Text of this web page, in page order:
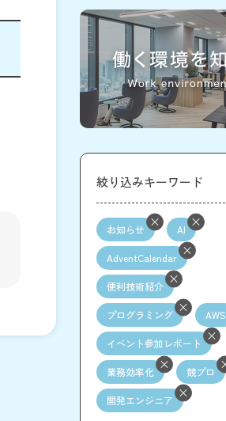
絞り込みキーワード
お知らせ AI
AdventCalendar
便利技術紹介
プログラミング AWS
イベント参加レポート
業務効率化 競プロ
開発エンジニア